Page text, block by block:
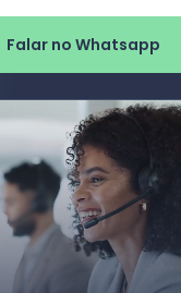
Falar no Whatsapp